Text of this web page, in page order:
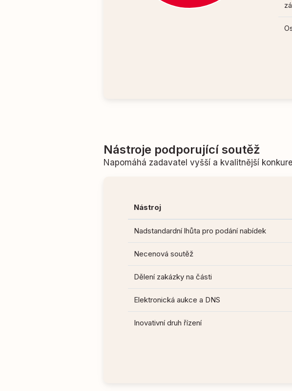
Nástroje podporující soutěž
Napomáhá zadavatel vyšší a kvalitnější
Nástroj
Nadstandardní lhůta pro podání nabídek
Necenová soutěž
Dělení zakázky na části
Elektronická aukce a DNS
Inovativní druh řízení